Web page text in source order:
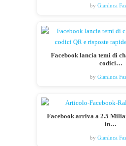
by Gianluca
Facebook lancia temi di
codici…
by Gianluca
Facebook arriva a 2.5
in…
by Gianluca